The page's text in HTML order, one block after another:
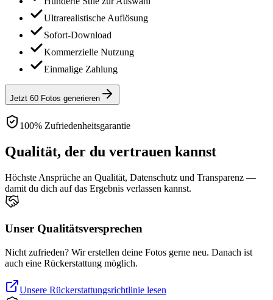
Ultrarealistische Auflösung
Sofort-Download
Kommerzielle Nutzung
Einmalige Zahlung
Jetzt 60 Fotos generieren
100% Zufriedenheitsgarantie
Qualität, der du vertrauen kannst
Höchste Ansprüche an Qualität, Datenschutz und Transparenz —
damit du dich auf das Ergebnis verlassen kannst.
Unser Qualitätsversprechen
Nicht zufrieden? Wir erstellen deine Fotos gerne neu. Danach ist
auch eine Rückerstattung möglich.
Unsere Rückerstattungsrichtlinie lesen